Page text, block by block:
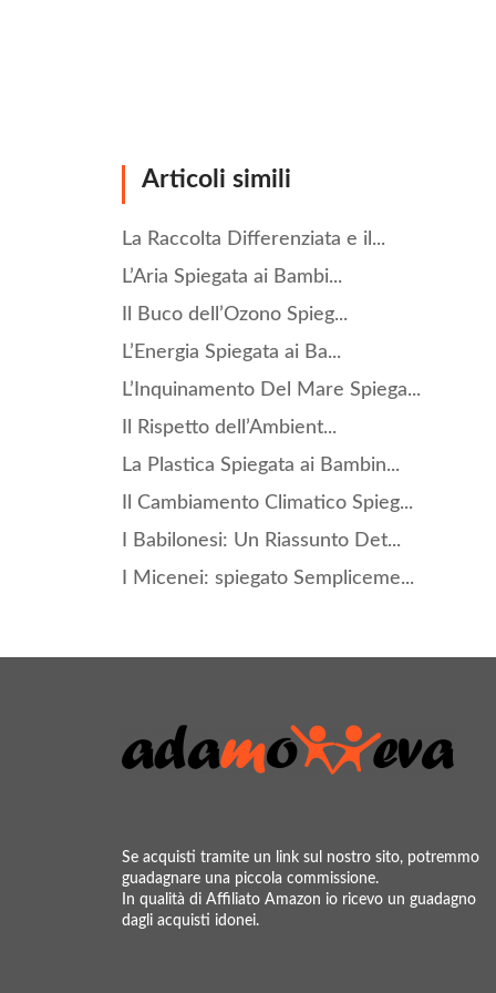
Articoli simili
La Raccolta Differenziata e il...
L’Aria Spiegata ai Bambi...
Il Buco dell’Ozono Spieg...
L’Energia Spiegata ai Ba...
L’Inquinamento Del Mare Spiega...
Il Rispetto dell’Ambient...
La Plastica Spiegata ai Bambin...
Il Cambiamento Climatico Spieg...
I Babilonesi: Un Riassunto Det...
I Micenei: spiegato Sempliceme...
Se acquisti tramite un link sul nostro sito, potremmo
guadagnare una piccola commissione.
In qualità di Affiliato Amazon io ricevo un guadagno
dagli acquisti idonei.